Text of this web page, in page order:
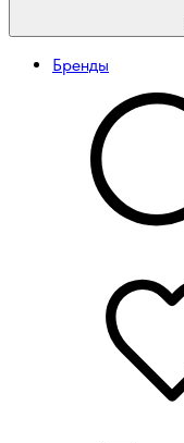
Бренды